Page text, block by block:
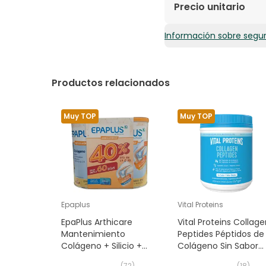
Colágeno
extracto seco de raíz
Decne), extracto
Precio unitario
0,83€ / Bolsitas
Información sobre
Productos relacionados
Muy TOP
Epaplus
EpaPlus Arthicare
Mantenimiento
Colágeno + Silicio +
Muy TOP
Vital Proteins
Vital Proteins
Peptides Péptidos de
Colágeno Sin Sabor